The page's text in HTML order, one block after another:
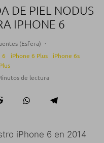
DE PIEL NODUS
IPHONE 6
(Esfera) ·
6 iPhone 6 Plus
iPhone 6s
de lectura
iPhone 6 en 2014